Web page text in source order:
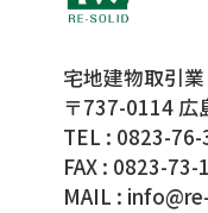
宅地建物取引
〒737-0114 広
TEL : 0823-76-
FAX : 0823-73-
MAIL :